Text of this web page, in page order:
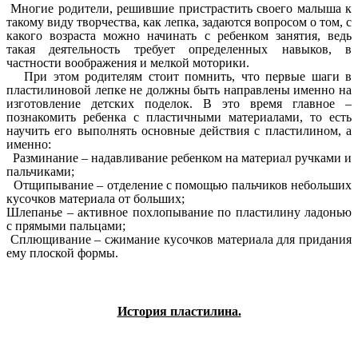
Многие родители, решившие пристрастить своего малыша к
такому виду творчества, как лепка, задаются вопросом о том, с
какого возраста можно начинать с ребенком занятия, ведь
такая деятельность требует определенных навыков, в
частности воображения и мелкой моторики.
При этом родителям стоит помнить, что первые шаги в
пластилиновой лепке не должны быть направлены именно на
изготовление детских поделок. В это время главное –
познакомить ребенка с пластичными материалами, то есть
научить его выполнять основные действия с пластилином, а
именно:
Разминание – надавливание ребенком на материал ручками и
пальчиками;
Отщипывание – отделение с помощью пальчиков небольших
кусочков материала от больших;
Шлепанье – активное похлопывание по пластилину ладонью
с прямыми пальцами;
Сплющивание – сжимание кусочков материала для придания
ему плоской формы.
История пластилина.